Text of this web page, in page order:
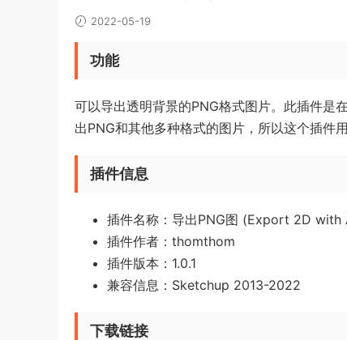
2022-05-19
功能
可以导出透明背景的PNG格式图片。此插件
出PNG和其他多种格式的图片，所以这个插件用
插件信息
插件名称：导出PNG图 (Export 2D with
插件作者：thomthom
插件版本：1.0.1
兼容信息：Sketchup 2013-2022
下载链接